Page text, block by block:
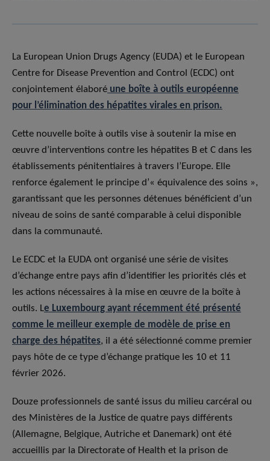
La European Union Drugs Agency (EUDA) et le European
Centre for Disease Prevention and Control (ECDC) ont
conjointement élaboré une boîte à outils européenne
pour l’élimination des hépatites virales en prison.
Cette nouvelle boîte à outils vise à soutenir la mise en
œuvre d’interventions contre les hépatites B et C dans les
établissements pénitentiaires à travers l’Europe. Elle
renforce également le principe d’« équivalence des soins »,
garantissant que les personnes détenues bénéficient d’un
niveau de soins de santé comparable à celui disponible
dans la communauté.
Le ECDC et la EUDA ont organisé une série de visites
d’échange entre pays afin d’identifier les priorités clés et
les actions nécessaires à la mise en œuvre de la boîte à
outils. Le Luxembourg ayant récemment été présenté
comme le meilleur exemple de modèle de prise en
charge des hépatites, il a été sélectionné comme premier
pays hôte de ce type d’échange pratique les 10 et 11
février 2026.
Douze professionnels de santé issus du milieu carcéral ou
des Ministères de la Justice de quatre pays différents
(Allemagne, Belgique, Autriche et Danemark) ont été
accueillis par la Directorate of Health et la prison de